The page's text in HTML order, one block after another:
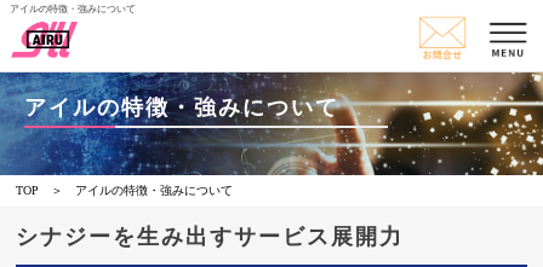
アイルの特徴・強みについて
アイルの特徴・強みについて
TOP アイルの特徴・強みについて
シナジーを生み出すサービス展開力